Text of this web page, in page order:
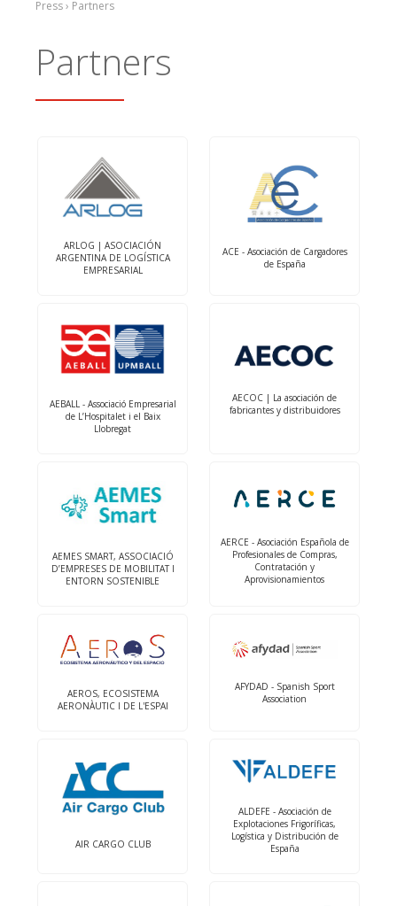
Press › Partners
Partners
ARLOG | ASOCIACIÓN
ARGENTINA DE LOGÍSTICA
EMPRESARIAL
ACE - Asociación de Cargadores
de España
AEBALL - Associació Empresarial
de L’Hospitalet i el Baix
Llobregat
AECOC | La asociación de
fabricantes y distribuidores
AEMES SMART, ASSOCIACIÓ
D’EMPRESES DE MOBILITAT I
ENTORN SOSTENIBLE
AERCE - Asociación Española de
Profesionales de Compras,
Contratación y
Aprovisionamientos
AEROS, ECOSISTEMA
AERONÀUTIC I DE L'ESPAI
AFYDAD - Spanish Sport
Association
AIR CARGO CLUB
ALDEFE - Asociación de
Explotaciones Frigoríficas,
Logística y Distribución de
España